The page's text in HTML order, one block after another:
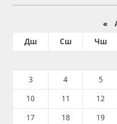
«
Дш
Сш Чш
3
4 5
10
11 12
17
18 19